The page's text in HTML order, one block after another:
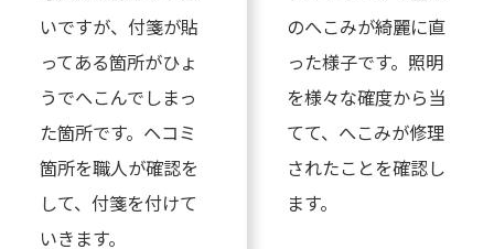
いですが、付箋が貼
ってある箇所がひょ
うでへこんでしまっ
た箇所です。ヘコミ
箇所を職人が確認を
して、付箋を付けて
いきます。
のへこみが綺麗に直
った様子です。照明
を様々な確度から当
てて、へこみが修理
されたことを確認し
ます。